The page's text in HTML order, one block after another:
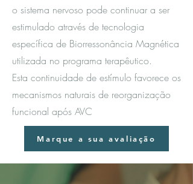
o sistema nervoso pode continuar a ser
estimulado através de tecnologia
específica de Biorressonância Magnética
utilizada no programa terapêutico.
Esta continuidade de estímulo favorece os
mecanismos naturais de reorganização
funcional após AVC
Marque a sua avaliação